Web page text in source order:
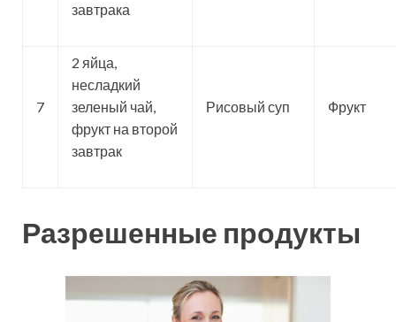
завтрака
7
2 яйца,
несладкий
зеленый чай,
фрукт на второй
завтрак
Рисовый суп Фрукт
Разрешенные продукты